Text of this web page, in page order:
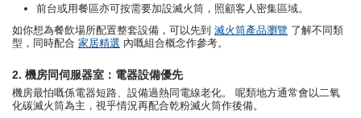
前台或用餐區亦可按需要加設滅火筒，照顧客人密集區域。
如你想為餐飲場所配置整套設備，可以先到 滅火筒產品瀏覽 了解不同類
型，同時配合 家居精選 內嘅組合概念作參考。
2. 機房同伺服器室：電器設備優先
機房最怕嘅係電器短路、設備過熱同電線老化。 呢類地方通常會以二氧
化碳滅火筒為主，視乎情況再配合乾粉滅火筒作後備。